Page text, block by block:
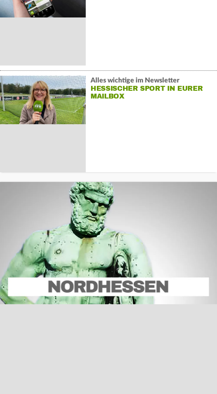
Alles wichtige im Newsletter
HESSISCHER SPORT IN EURER
MAILBOX